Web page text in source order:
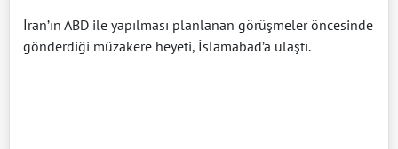
İran’ın ABD ile yapılması planlanan görüşmeler öncesinde
gönderdiği müzakere heyeti, İslamabad’a ulaştı.